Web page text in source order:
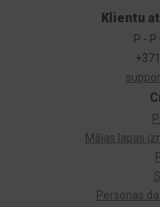
Mājas lapas
Personas
Klientu
P -